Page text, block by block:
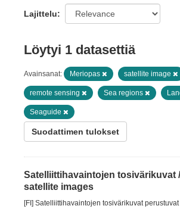
Lajittelu
Löytyi 1 datasettiä
Avainsanat: Meriopas satellite image
remote sensing Sea regions
Seaguide
Suodattimen tulokset
Satelliittihavaintojen tosivärikuvat
satellite images
[FI] Satelliittihavaintojen tosivärikuvat